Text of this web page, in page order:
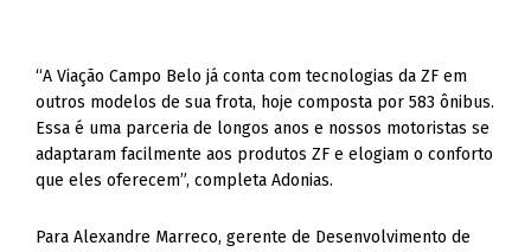
“A Viação Campo Belo já conta com tecnologias da ZF em
outros modelos de sua frota, hoje composta por 583 ônibus.
Essa é uma parceria de longos anos e nossos motoristas se
adaptaram facilmente aos produtos ZF e elogiam o conforto
que eles oferecem”, completa Adonias.
Para Alexandre Marreco, gerente de Desenvolvimento de